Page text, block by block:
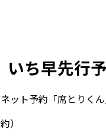
いち早先行
ット予約「席とりくん
）